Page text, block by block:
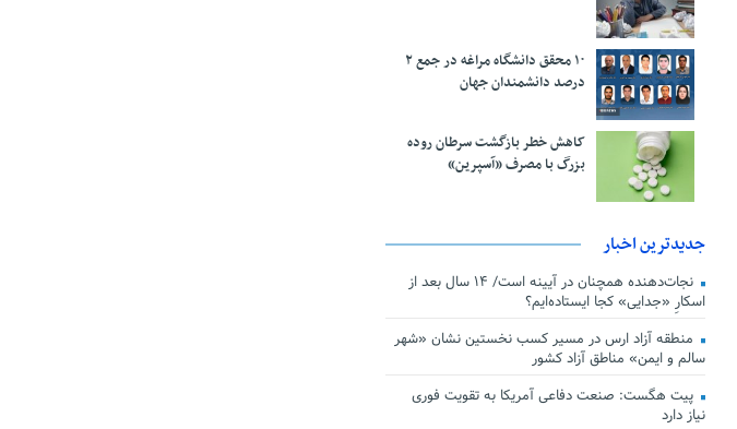
۱۰ محقق دانشگاه مراغه در جمع ۲
درصد دانشمندان جهان
کاهش خطر بازگشت سرطان روده
بزرگ با مصرف «آسپرین»
جدیدترین اخبار
نجات‌دهنده‌ همچنان در آیینه است/ ۱۴ سال بعد از
اسکارِ «جدایی» کجا ایستاده‌ایم؟
منطقه آزاد ارس در مسیر کسب نخستین نشان «شهر
سالم و ایمن» مناطق آزاد کشور
پیت هگست: صنعت دفاعی آمریکا به تقویت فوری
نیاز دارد